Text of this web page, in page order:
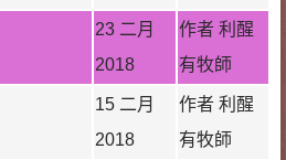
23 二月
2018
作者 利醒
有牧師
15 二月
2018
作者 利醒
有牧師